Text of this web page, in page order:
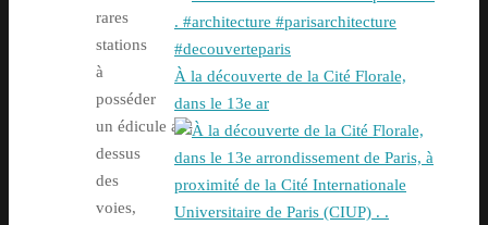
rares
stations
à
posséder
un édicule au-
dessus
des
voies,
À la découverte de la Cité Florale,
dans le 13e ar